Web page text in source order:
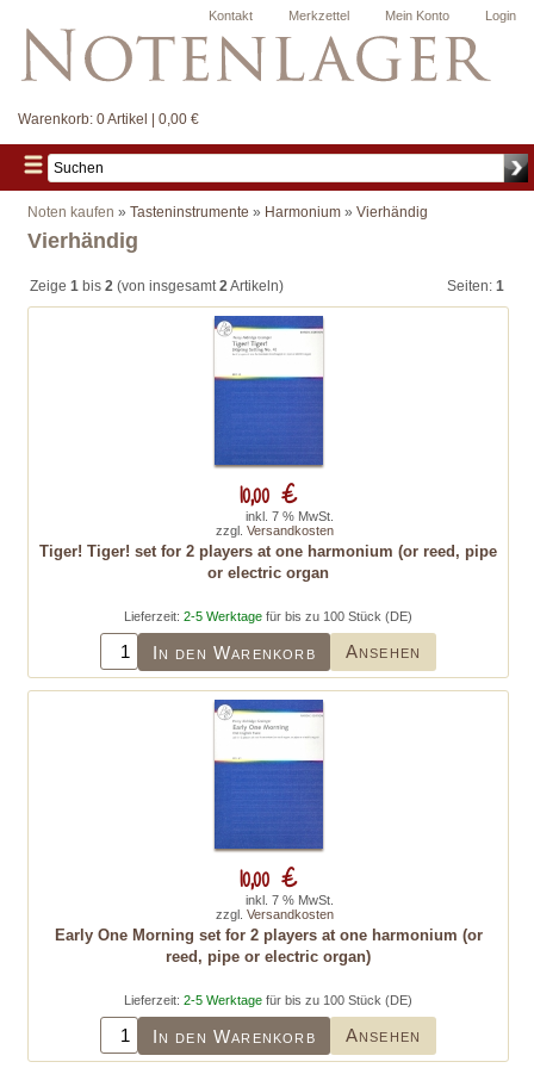
Login
Mein Konto
Merkzettel
Kontakt
Warenkorb: 0 Artikel | 0,00 €
Noten kaufen » Tasteninstrumente » Harmonium » Vierhändig
Vierhändig
Zeige 1 bis 2 (von insgesamt2Artikeln) Seiten: 1
Tiger! Tiger! set for 2 players at one harmonium (or reed, pipe
or electric organ
Lieferzeit: 2-5 Werktage für bis zu 100 Stück (DE)
In den Warenkorb Ansehen
10,00 €
inkl. 7 % MwSt.
zzgl. Versandkosten
Early One Morning set for 2 players at one harmonium (or
reed, pipe or electric organ)
Lieferzeit: 2-5 Werktage für bis zu 100 Stück (DE)
In den Warenkorb Ansehen
10,00 €
inkl. 7 % MwSt.
zzgl. Versandkosten